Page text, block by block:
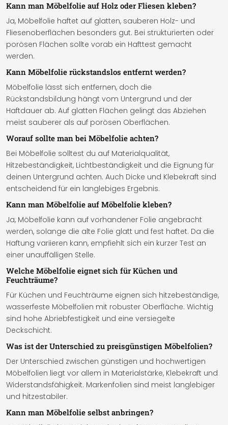
Kann man Möbelfolie auf Holz oder Fliesen kleben?
Ja, Möbelfolie haftet auf glatten, sauberen Holz- und
Fliesenoberflächen besonders gut. Bei strukturierten oder
porösen Flächen sollte vorab ein Hafttest gemacht
werden.
Kann Möbelfolie rückstandslos entfernt werden?
Möbelfolie lässt sich entfernen, doch die
Rückstandsbildung hängt vom Untergrund und der
Haftdauer ab. Auf glatten Flächen gelingt das Abziehen
meist sauberer als auf porösen Oberflächen.
Worauf sollte man bei Möbelfolie achten?
Bei Möbelfolie solltest du auf Materialqualität,
Hitzebeständigkeit, Lichtbeständigkeit und die Eignung für
deinen Untergrund achten. Auch Dicke und Klebekraft sind
entscheidend für ein langlebiges Ergebnis.
Kann man Möbelfolie auf Möbelfolie kleben?
Ja, Möbelfolie kann auf vorhandener Folie angebracht
werden, solange die alte Folie glatt und fest haftet. Da die
Haftung variieren kann, empfiehlt sich ein kurzer Test an
einer unauffälligen Stelle.
Welche Möbelfolie eignet sich für Küchen und
Feuchträume?
Für Küchen und Feuchträume eignen sich hitzebeständige,
wasserfeste Möbelfolien mit robuster Oberfläche. Wichtig
sind hohe Abriebfestigkeit und eine versiegelte
Deckschicht.
Was ist der Unterschied zu preisgünstigen Möbelfolien?
Der Unterschied zwischen günstigen und hochwertigen
Möbelfolien liegt vor allem in Materialstärke, Klebekraft und
Widerstandsfähigkeit. Markenfolien sind meist langlebiger
und hitzestabiler.
Kann man Möbelfolie selbst anbringen?